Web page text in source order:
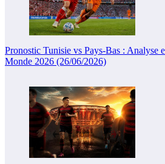
Pronostic Tunisie vs Pays-Bas : Analyse
Monde 2026 (26/06/2026)